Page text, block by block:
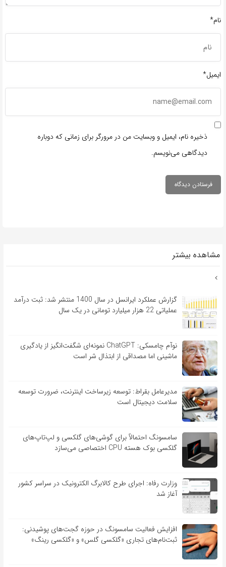
نام*
ایمیل*
ذخیره نام، ایمیل و وبسایت من در مرورگر برای زمانی که دوباره
دیدگاهی می‌نویسم.
مشاهده بیشتر
گزارش عملکرد ایرانسل در سال 1400 منتشر شد: ثبت درآمد
عملیاتی 22 هزار میلیارد تومانی در یک سال
نوآم چامسکی: ChatGPT نمونه‌ای شگفت‌انگیز از یادگیری
ماشینی اما مصداقی از ابتذال شر است
مدیرعامل بقراط: توسعه زیرساخت اینترنت، ضرورت توسعه
سلامت دیجیتال است
سامسونگ احتمالاً برای گوشی‌های گلکسی و لپ‌تاپ‌های
گلکسی بوک هسته CPU اختصاصی می‌سازد
وزارت رفاه: اجرای طرح کالابرگ الکترونیک در سراسر کشور
آغاز شد
افزایش فعالیت سامسونگ در حوزه گجت‌های پوشیدنی:
ثبت‌نام‌های تجاری «گلکسی گلس» و «گلکسی رینگ»